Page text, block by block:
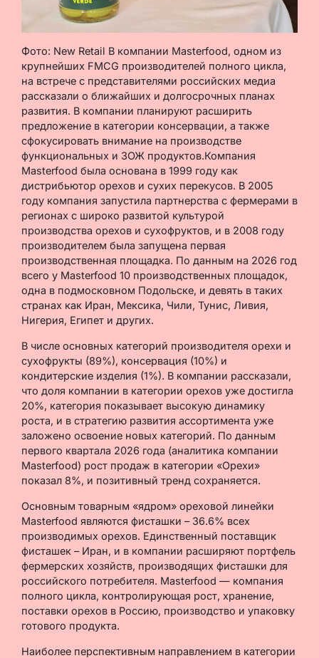
Фото: New Retail В компании Masterfood, одном из
крупнейших FMCG производителей полного цикла,
на встрече с представителями российских медиа
рассказали о ближайших и долгосрочных планах
развития. В компании планируют расширить
предложение в категории консервации, а также
сфокусировать внимание на производстве
функциональных и ЗОЖ продуктов.Компания
Masterfood была основана в 1999 году как
дистрибьютор орехов и сухих перекусов. В 2005
году компания запустила партнерства с фермерами в
регионах с широко развитой культурой
производства орехов и сухофруктов, и в 2008 году
производителем была запущена первая
производственная площадка. По данным на 2026 год
всего у Masterfood 10 производственных площадок,
одна в подмосковном Подольске, и девять в таких
странах как Иран, Мексика, Чили, Тунис, Ливия,
Нигерия, Египет и других.
В числе основных категорий производителя орехи и
сухофрукты (89%), консервация (10%) и
кондитерские изделия (1%). В компании рассказали,
что доля компании в категории орехов уже достигла
20%, категория показывает высокую динамику
роста, и в стратегию развития ассортимента уже
заложено освоение новых категорий. По данным
первого квартала 2026 года (аналитика компании
Masterfood) рост продаж в категории «Орехи»
показал 8%, и позитивный тренд сохраняется.
Основным товарным «ядром» ореховой линейки
Masterfood являются фисташки – 36.6% всех
производимых орехов. Единственный поставщик
фисташек – Иран, и в компании расширяют портфель
фермерских хозяйств, производящих фисташки для
российского потребителя. Masterfood — компания
полного цикла, контролирующая рост, хранение,
поставки орехов в Россию, производство и упаковку
готового продукта.
Наиболее перспективным направлением в категории